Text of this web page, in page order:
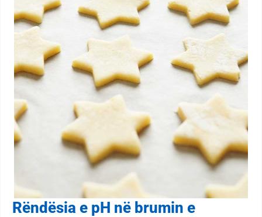
Rëndësia e pH në brumin e